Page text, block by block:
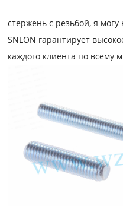
стержень с резьбой, я могу
SNLON гарантирует
каждого клиента по всему